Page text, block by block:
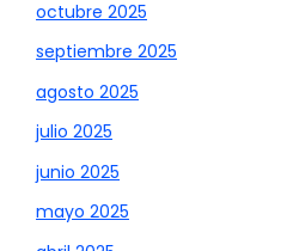
octubre 2025
septiembre 2025
agosto 2025
julio 2025
junio 2025
mayo 2025